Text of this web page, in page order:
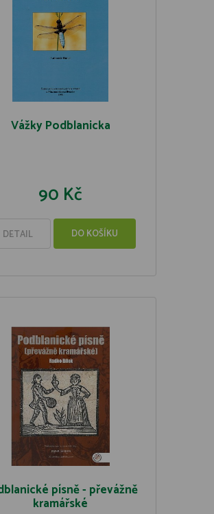
Vážky Podblanicka
90 Kč
DETAIL DO KOŠÍKU
písně - převážně
kramářské